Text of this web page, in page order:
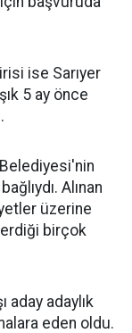
ise Sarıyer
5 ay önce
Alınan
üzerine
birçok
aday adaylık
eden oldu.